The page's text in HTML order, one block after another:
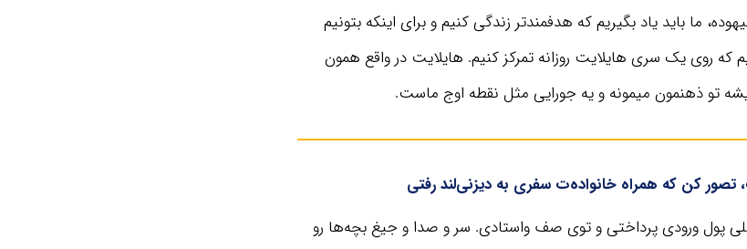
ما باید یاد بگیریم که هدفمندتر زندگی کنیم و برای اینکه بتونیم
که روی یک سری هایلایت روزانه تمرکز کنیم. هایلایت در واقع همون
تو ذهنمون میمونه و یه جورایی مثل نقطه اوج ماست.
تصور کن که همراه خانواده‌ت سفری به دیزنی‌لند رفتی
پول ورودی پرداختی و توی صف واستادی. سر و صدا و جیغ بچه‌ها رو